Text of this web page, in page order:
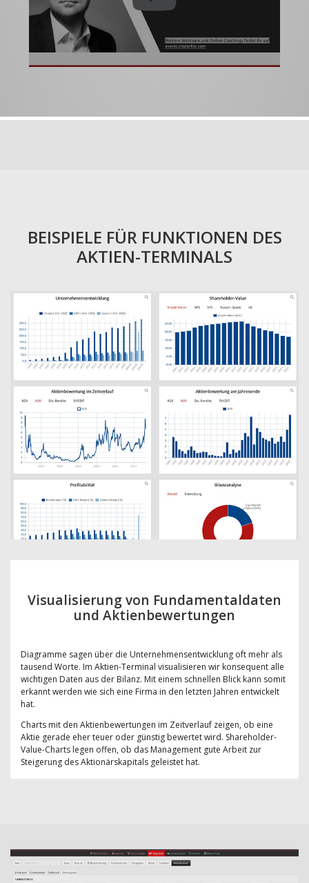
BEISPIELE FÜR FUNKTIONEN DES
AKTIEN-TERMINALS
Visualisierung von Fundamentaldaten
und Aktienbewertungen
Diagramme sagen über die Unternehmensentwicklung oft mehr als
tausend Worte. Im Aktien-Terminal visualisieren wir konsequent alle
wichtigen Daten aus der Bilanz. Mit einem schnellen Blick kann somit
erkannt werden wie sich eine Firma in den letzten Jahren entwickelt
hat.
Charts mit den Aktienbewertungen im Zeitverlauf zeigen, ob eine
Aktie gerade eher teuer oder günstig bewertet wird. Shareholder-
Value-Charts legen offen, ob das Management gute Arbeit zur
Steigerung des Aktionärskapitals geleistet hat.